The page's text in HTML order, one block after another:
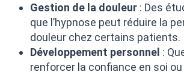
Gestion de la douleur : Des
que l’hypnose peut réduire la
douleur chez certains patients.
Développement personnel :
renforcer la confiance en soi